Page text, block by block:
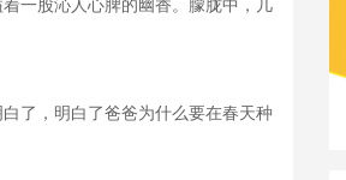
一股沁人心脾的幽香。朦胧中，几
了，明白了爸爸为什么要在春天种